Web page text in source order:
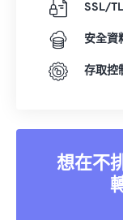
SSL/
安全資
存取控
想在不